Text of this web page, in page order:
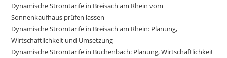
Dynamische Stromtarife in Breisach am Rhein vom
Sonnenkaufhaus prüfen lassen
Dynamische Stromtarife in Breisach am Rhein: Planung,
Wirtschaftlichkeit und Umsetzung
Dynamische Stromtarife in Buchenbach: Planung, Wirtschaftlichkeit